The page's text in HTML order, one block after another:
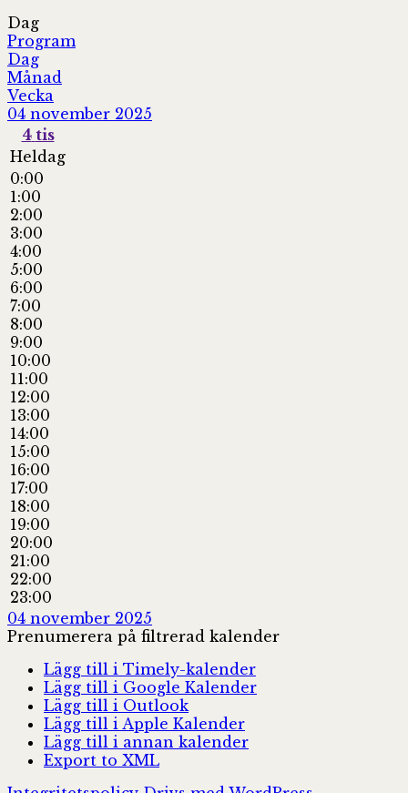
Dag
Program
Dag
Månad
Vecka
04 november 2025
4 tis
Heldag
0:00
1:00
2:00
3:00
4:00
5:00
6:00
7:00
8:00
9:00
10:00
11:00
12:00
13:00
14:00
15:00
16:00
17:00
18:00
19:00
20:00
21:00
22:00
23:00
04 november 2025
Prenumerera på filtrerad kalender
Lägg till i Timely-kalender
Lägg till i Google Kalender
Lägg till i Outlook
Lägg till i Apple Kalender
Lägg till i annan kalender
Export to XML